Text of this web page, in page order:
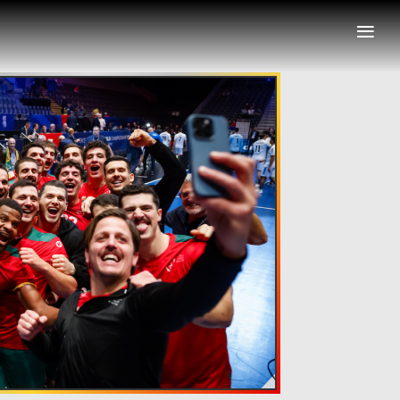
≡
Representações Internacionais